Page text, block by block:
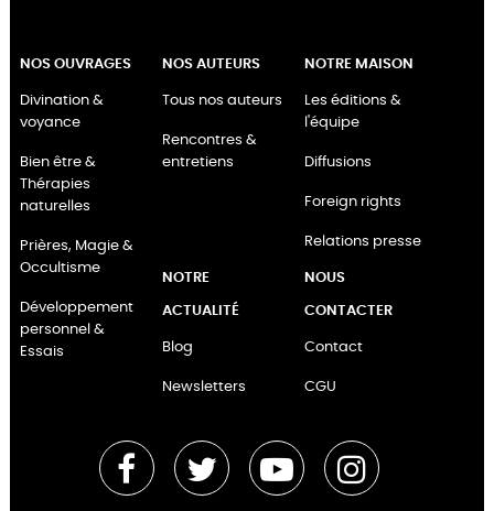
NOS OUVRAGES
Divination &
voyance
Bien être &
Thérapies
naturelles
Prières, Magie &
Occultisme
Développement
personnel &
Essais
NOS AUTEURS
Tous nos auteurs
Rencontres &
entretiens
NOTRE MAISON
Les éditions &
l'équipe
Diffusions
Foreign rights
Relations presse
NOTRE
ACTUALITÉ
Blog
Newsletters
NOUS
CONTACTER
Contact
CGU
Facebook Twitter YouTube Instagram